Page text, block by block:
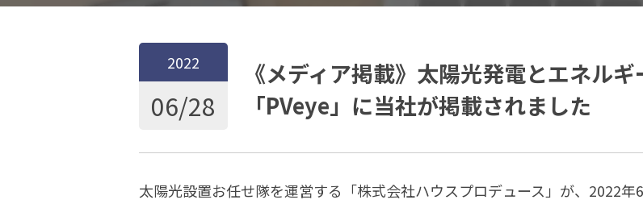
2022
06/28
《メディア掲載》太陽光発電とエネル
「PVeye」に当社が掲載されました
太陽光設置お任せ隊を運営する「株式会社ハウスプロデュース」が、2022